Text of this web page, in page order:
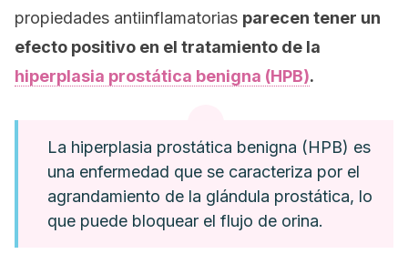
propiedades antiinflamatorias parecen tener un
efecto positivo en el tratamiento de la
hiperplasia prostática benigna (HPB).
La hiperplasia prostática benigna (HPB) es
una enfermedad que se caracteriza por el
agrandamiento de la glándula prostática, lo
que puede bloquear el flujo de orina.